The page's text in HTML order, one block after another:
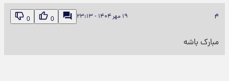
م ۱۹ مهر ۱۴۰۴ - ۲۳:۱۳ 0
0
مبارک باشه